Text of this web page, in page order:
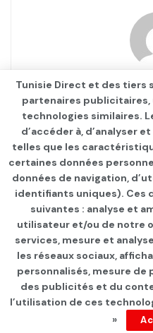
F
Qui sommes-nous ?
© 2021
Tunisie Direct et des tiers
partenaires
technologies similaires.
d’accéder à, d’analyser
telles que les
certaines données
données de navigation,
identifiants uniques). Ces
suivantes : analyse et
utilisateur et/ou de notre
services, mesure et
les réseaux sociaux,
personnalisés, mesure
des publicités et du
l’utilisation de ces
»